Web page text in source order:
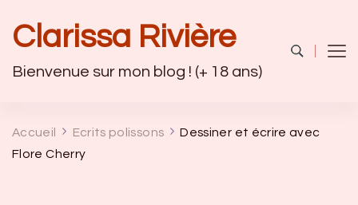
Clarissa Rivière
Bienvenue sur mon blog ! (+ 18 ans)
Accueil Ecrits polissons
Dessiner et écrire avec
Flore Cherry